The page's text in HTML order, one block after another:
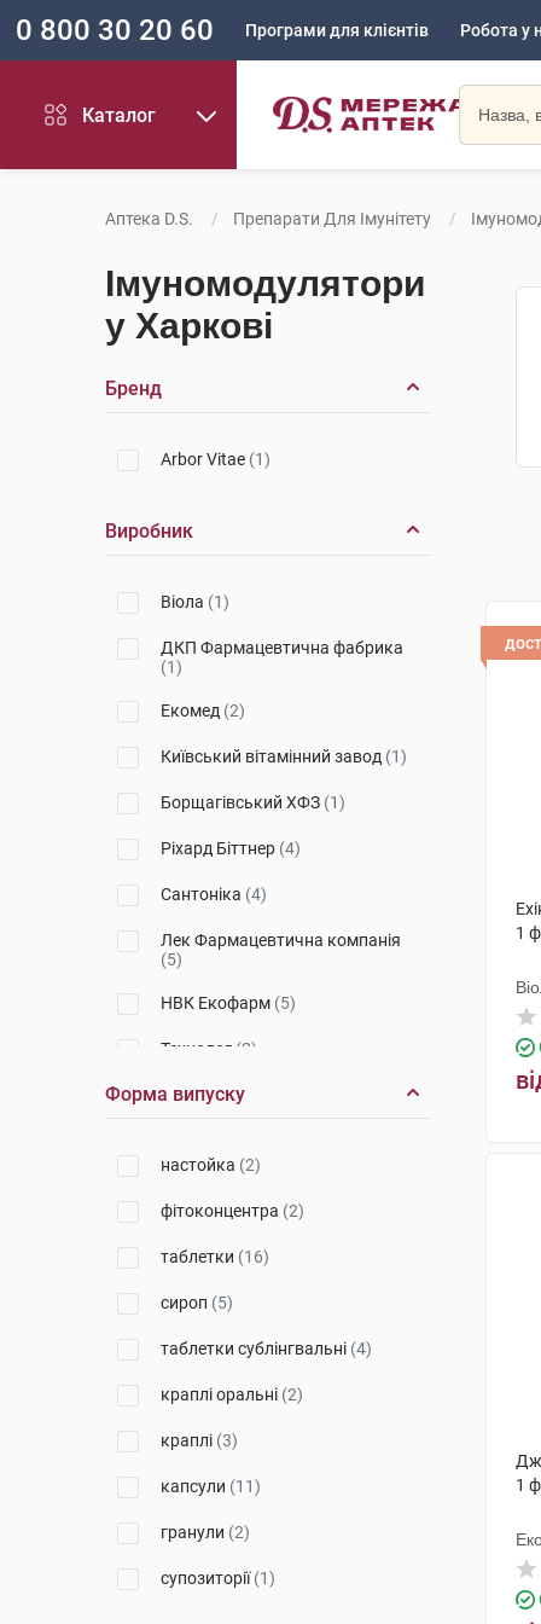
0 800 30 20 60 Програми для клієнтів Робота у
Каталог
Аптека D.S. Препарати Для Імунітету
Імуномодулятори
у Харкові
Бренд
Arbor Vitae (1)
Виробник
Віола (1)
ДКП Фармацевтична фабрика
(1)
Екомед (2)
Київський вітамінний завод (1)
Борщагівський ХФЗ (1)
Ріхард Біттнер (4)
Сантоніка (4)
Лек Фармацевтична компанія
(5)
НВК Екофарм (5)
Технолог (2)
Др. Густав Кляйн
(5)
Форма випуску
настойка (2)
фітоконцентра (2)
таблетки (16)
сироп (5)
таблетки сублінгвальні (4)
краплі оральні (2)
краплі (3)
капсули (11)
гранули (2)
супозиторії(1)
1
1